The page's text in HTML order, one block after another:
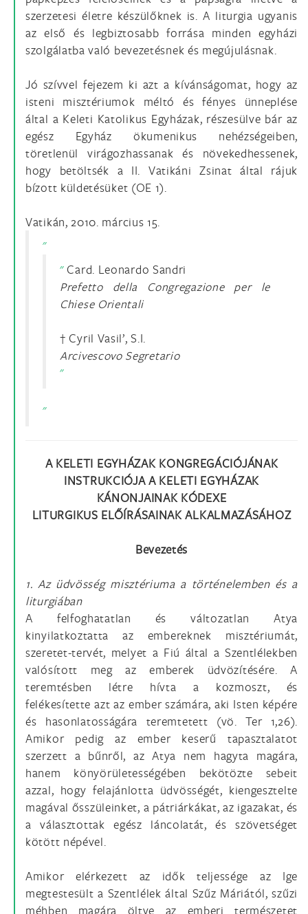
szerzetesi életre készülőknek is. A liturgia ugyanis
az első és legbiztosabb forrása minden egyházi
szolgálatba való bevezetésnek és megújulásnak.
Jó szívvel fejezem ki azt a kívánságomat, hogy az
isteni misztériumok méltó és fényes ünneplése
által a Keleti Katolikus Egyházak, részesülve bár az
egész Egyház ökumenikus nehézségeiben,
töretlenül virágozhassanak és növekedhessenek,
hogy betöltsék a II. Vatikáni Zsinat által rájuk
bízott küldetésüket (OE 1).
Vatikán, 2010. március 15.
Card. Leonardo Sandri
Prefetto della Congregazione per le
Chiese Orientali
† Cyril Vasil’, S.I.
Arcivescovo Segretario
A KELETI EGYHÁZAK KONGREGÁCIÓJÁNAK
INSTRUKCIÓJA A KELETI EGYHÁZAK
KÁNONJAINAK KÓDEXE
LITURGIKUS ELŐÍRÁSAINAK ALKALMAZÁSÁHOZ
Bevezetés
1. Az üdvösség misztériuma a történelemben és a
liturgiában
A felfoghatatlan és változatlan Atya
kinyilatkoztatta az embereknek misztériumát,
szeretet-tervét, melyet a Fiú által a Szentlélekben
valósított meg az emberek üdvözítésére. A
teremtésben létre hívta a kozmoszt, és
felékesítette azt az ember számára, aki Isten képére
és hasonlatosságára teremtetett (vö. Ter 1,26).
Amikor pedig az ember keserű tapasztalatot
szerzett a bűnről, az Atya nem hagyta magára,
hanem könyörületességében bekötözte sebeit
azzal, hogy felajánlotta üdvösségét, kiengesztelte
magával ősszüleinket, a pátriárkákat, az igazakat, és
a választottak egész láncolatát, és szövetséget
kötött népével.
Amikor elérkezett az idők teljessége az Ige
megtestesült a Szentlélek által Szűz Máriától, szűzi
méhben magára öltve az emberi természetet